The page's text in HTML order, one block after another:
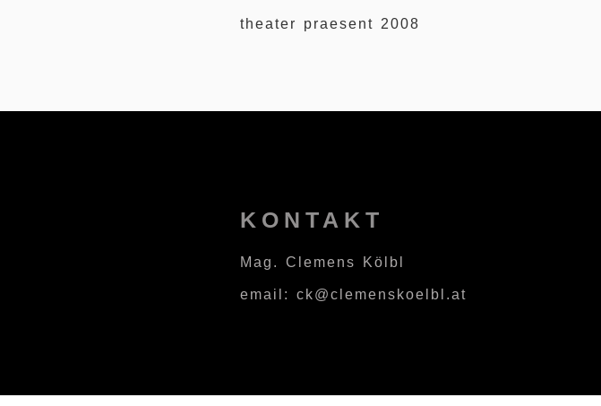
theater praesent 2008
KONTAKT
Mag. Clemens Kölbl
email: ck@clemenskoelbl.at